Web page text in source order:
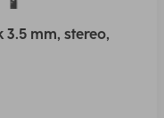
mm, stereo,